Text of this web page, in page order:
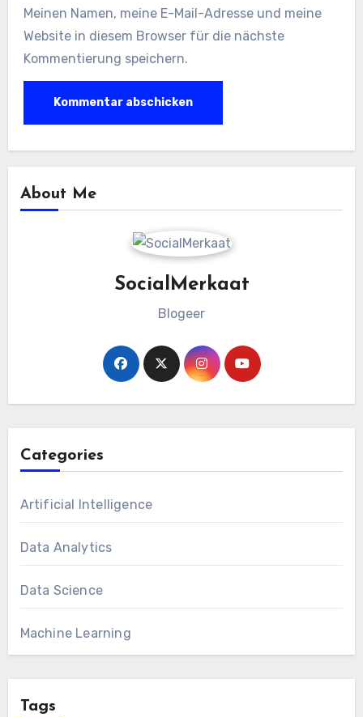
Meinen Namen, meine E-Mail-Adresse und meine
Website in diesem Browser für die nächste
Kommentierung speichern.
About Me
SocialMerkaat
Blogeer
Categories
Artificial Intelligence
Data Analytics
Data Science
Machine Learning
Tags